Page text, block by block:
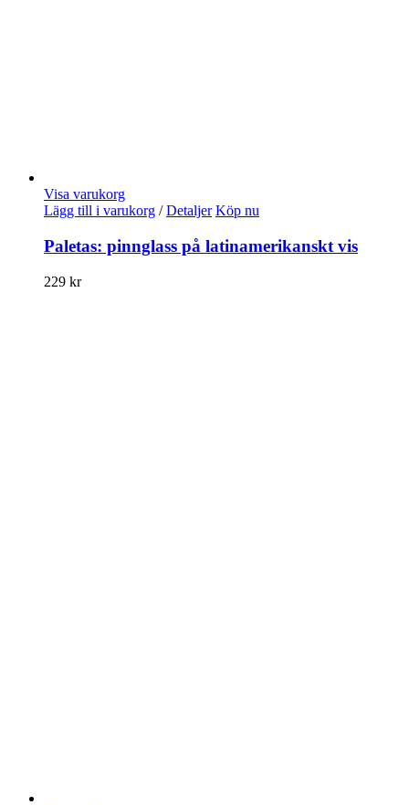
Visa varukorg
Lägg till i varukorg / Detaljer Köp nu
Paletas: pinnglass på latinamerikanskt vis
229 kr